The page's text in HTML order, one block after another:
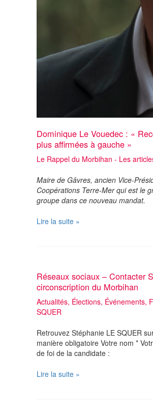
Dominique Le Vouedec : «
plus affirmées à gauche »
Le Rappel du Morbihan - Les
Maire de Gâvres, ancien Vice-
Coopérations Terre-Mer qui est le
groupe dans ce nouveau mandat.
Dominique
de
nouvelles
bases
politiques,
stratégiques
opérationnelles
plus
affirmées
gauche »
Lire la suite »
Réseaux sociaux – Contacter
circonscription du Morbihan
Actualités, Élections, Événements,
SQUER
Retrouvez Stéphanie LE SQUER
manière obligatoire Votre nom *
de foi de la candidate :
Réseaux
Lire la suite »